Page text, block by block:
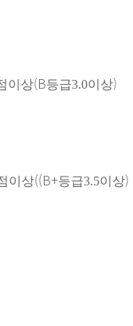
이상(B등급3.0이상)
이상((B+등급3.5이상)